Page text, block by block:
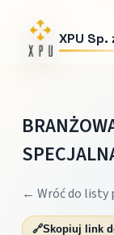
XPU Sp.
← Wróć do listy
🔗Skopiuj link